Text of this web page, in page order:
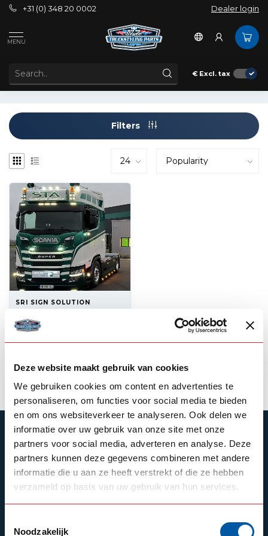
Deze website maakt gebruik van cookies
We gebruiken cookies om content en advertenties te
personaliseren, om functies voor social media te bieden
en om ons websiteverkeer te analyseren. Ook delen we
informatie over uw gebruik van onze site met onze
partners voor social media, adverteren en analyse. Deze
partners kunnen deze gegevens combineren met andere
informatie die u aan ze heeft verstrekt of die ze hebben
verzameld op basis van uw gebruik van hun services.
Noodzakelijk
+31 (0) 348 20 0002 Dealer login
MENU
€ Excl. tax
Tags
PRODUCTS TAGGED WITH BULLBARS LIGHTSIGN
Filters
SRI SIGN SOLUTION
725,00 In stock
View product
SUBSCRIBE TO OUR NEWSLETTER
Stay up to date with our latest offers